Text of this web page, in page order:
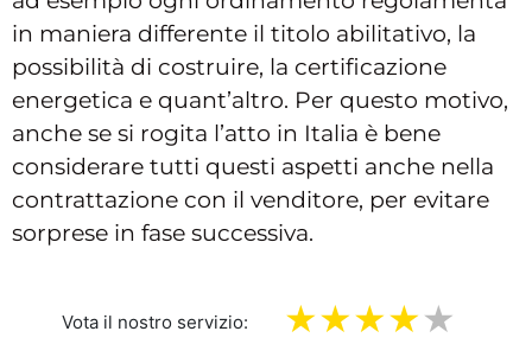
in maniera differente il titolo abilitativo, la
possibilità di costruire, la certificazione
energetica e quant’altro. Per questo motivo,
anche se si rogita l’atto in Italia è bene
considerare tutti questi aspetti anche nella
contrattazione con il venditore, per evitare
sorprese in fase successiva.
Vota il nostro servizio: